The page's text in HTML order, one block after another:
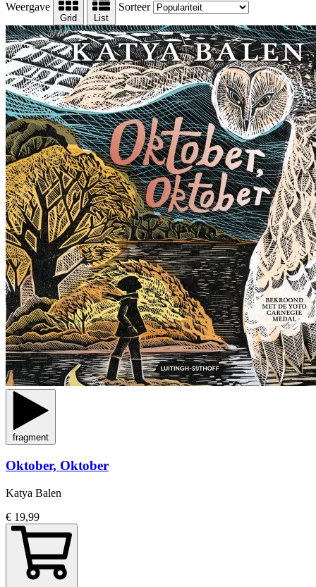
Weergave
Grid List
Sorteer
fragment
Oktober, Oktober
Katya Balen
€ 19,99